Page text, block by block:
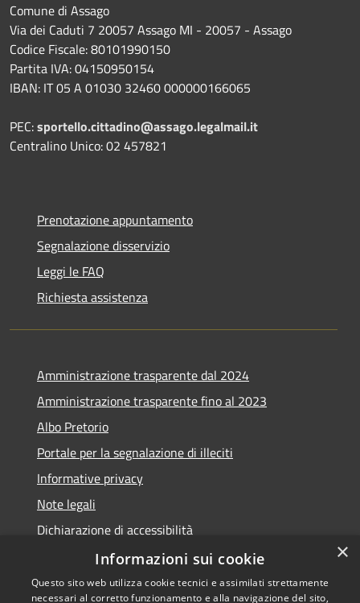
Comune di Assago
Via dei Caduti 7 20057 Assago MI - 20057 - Assago
Codice Fiscale: 80101990150
Partita IVA: 04150950154
IBAN: IT 05 A 01030 32460 000000166065
PEC:sportello.cittadino@assago.legalmail.it
Centralino Unico: 02 457821
Prenotazione appuntamento
Segnalazione disservizio
Leggi le FAQ
Richiesta assistenza
Amministrazione trasparente dal 2024
Amministrazione trasparente fino al 2023
Albo Pretorio
Portale per la segnalazione di illeciti
Informative privacy
Note legali
Dichiarazione di accessibilità
Segnalazioni di inaccessibilità
×
Informazioni sui cookie
Questo sito web utilizza cookie tecnici e assimilati strettamente
necessari al corretto funzionamento e alla navigazione del sito,